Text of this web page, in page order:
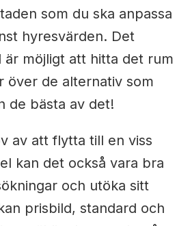
som du ska anpassa
hyresvärden. Det
är möjligt att hitta det rum
över de alternativ som
de bästa av det!
av att flytta till en viss
kan det också vara bra
och utöka sitt
prisbild, standard och